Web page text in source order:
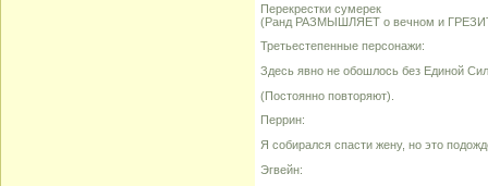
Перекрестки сумерек
(Ранд РАЗМЫШЛЯЕТ о вечном и
Третьестепенные персонажи:
Здесь явно не обошлось без Единой
(Постоянно повторяют).
Перрин:
Я собирался спасти жену, но это
Эгвейн: